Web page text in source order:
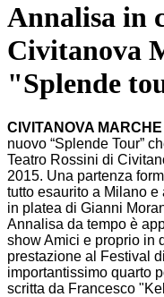
Annalisa in
Civitanova
"Splende
CIVITANOVA
nuovo “Splende Tour”
Teatro Rossini di
2015. Una partenza
tutto esaurito a Milano
in platea di Gianni
Annalisa da tempo è
show Amici e proprio in
prestazione al Festival
importantissimo quarto
scritta da Francesco